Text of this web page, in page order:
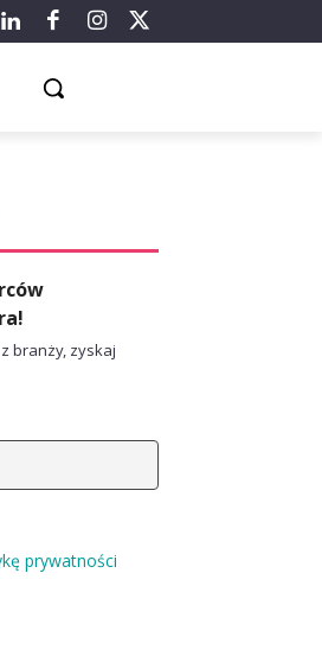
branży, zyskaj
prywatności